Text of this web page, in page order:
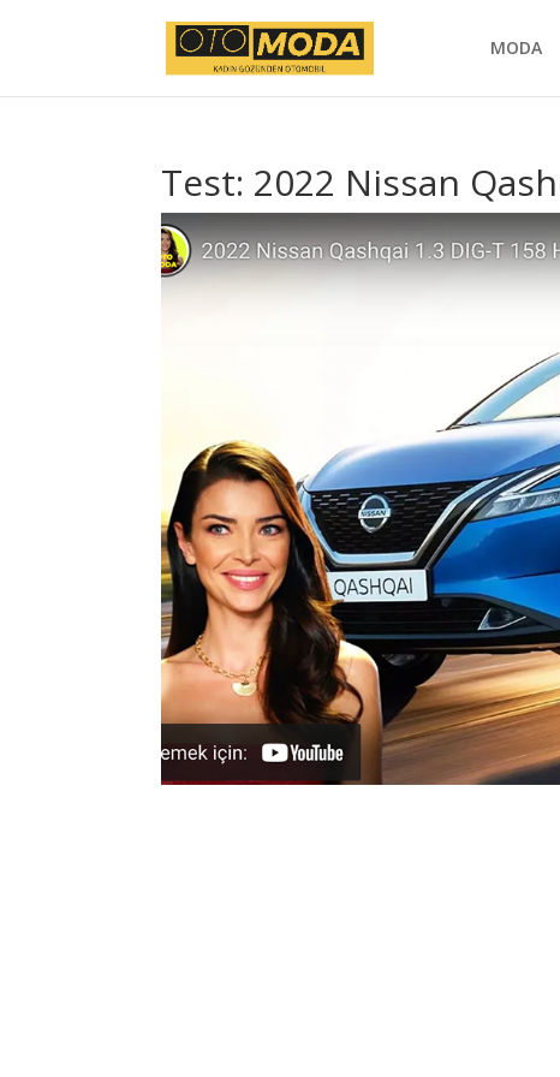
MODA
Test: 2022 Nissan